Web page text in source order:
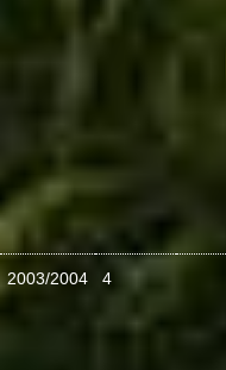
2003/2004 4